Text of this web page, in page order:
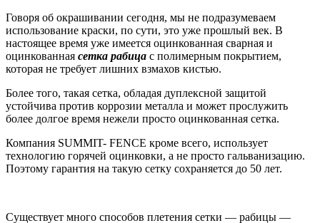
Говоря об окрашивании сегодня, мы не подразумеваем
использование краски, по сути, это уже прошлый век. В
настоящее время уже имеется оцинкованная сварная и
оцинкованная сетка рабица с полимерным покрытием,
которая не требует лишних взмахов кистью.
Более того, такая сетка, обладая дуплексной защитой
устойчива против коррозии металла и может прослужить
более долгое время нежели просто оцинкованная сетка.
Компания SUMMIT- FENCE кроме всего, использует
технологию горячей оцинковки, а не просто гальванизацию.
Поэтому гарантия на такую сетку сохраняется до 50 лет.
Существует много способов плетения сетки — рабицы —